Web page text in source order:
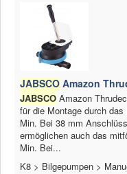
JABSCO Amazon
JABSCO Amazon
für die Montage durch
Min. Bei 38 mm
ermöglichen auch das
Min. Bei...
K8 > Bilgepumpen >